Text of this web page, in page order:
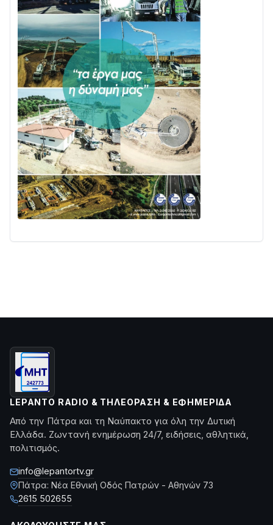
LEPANTO RADIO & ΤΗΛΕΌΡΑΣΗ & ΕΦΗΜΕΡΊΔΑ
Από την Πάτρα και τη Ναύπακτο για όλη την Δυτική
Ελλάδα. Ζωντανή ενημέρωση 24/7, ειδήσεις, αθλητικά,
πολιτισμός.
info@lepantortv.gr
Πάτρα: Νέα Εθνική Οδός Πατρών - Αθηνών 73
2615 502655